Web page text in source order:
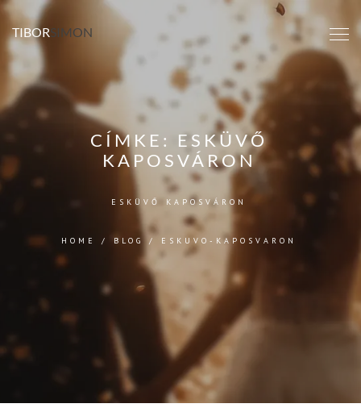
TIBORSIMON
CÍMKE: ESKÜVŐ
KAPOSVÁRON
ESKÜVŐ KAPOSVÁRON
HOME / BLOG / ESKUVO-KAPOSVARON